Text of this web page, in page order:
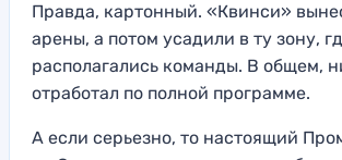
Правда, картонный. «Квинси»
арены, а потом усадили в ту зону,
располагались команды. В общем,
отработал по полной программе.
А если серьезно, то настоящий